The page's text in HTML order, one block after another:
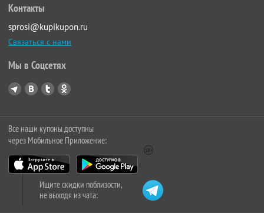
Контакты
sprosi@kupikupon.ru
Связаться с нами
Мы в Соцсетях
Все наши купоны доступны
через Мобильное Приложение:
Ищите скидки поблизости,
не выходя из чата: